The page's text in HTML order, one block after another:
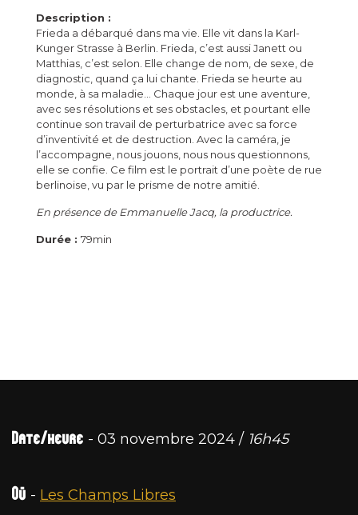
Description :
Frieda a débarqué dans ma vie. Elle vit dans la Karl-
Kunger Strasse à Berlin. Frieda, c’est aussi Janett ou
Matthias, c’est selon. Elle change de nom, de sexe, de
diagnostic, quand ça lui chante. Frieda se heurte au
monde, à sa maladie… Chaque jour est une aventure,
avec ses résolutions et ses obstacles, et pourtant elle
continue son travail de perturbatrice avec sa force
d’inventivité et de destruction. Avec la caméra, je
l’accompagne, nous jouons, nous nous questionnons,
elle se confie. Ce film est le portrait d’une poète de rue
berlinoise, vu par le prisme de notre amitié.
En présence de Emmanuelle Jacq, la productrice.
Durée : 79min
Date/heure - 03 novembre 2024 / 16h45
Où - Les Champs Libres